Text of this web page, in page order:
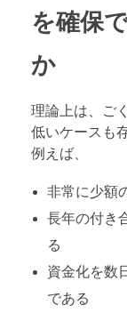
を確保
か
理論上は、ご
低いケースも
例えば、
非常に少額
長年の付き
る
資金化を数
である